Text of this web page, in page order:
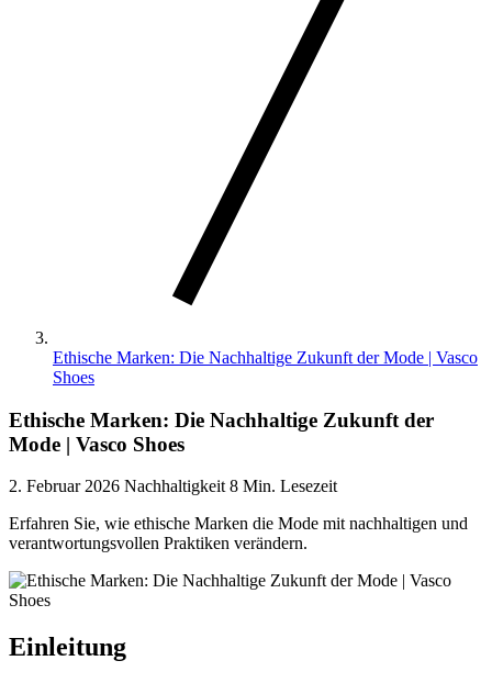
Ethische Marken: Die Nachhaltige Zukunft der Mode | Vasco
Shoes
Ethische Marken: Die Nachhaltige Zukunft der
Mode | Vasco Shoes
2. Februar 2026 Nachhaltigkeit8 Min. Lesezeit
Erfahren Sie, wie ethische Marken die Mode mit nachhaltigen und
verantwortungsvollen Praktiken verändern.
Einleitung